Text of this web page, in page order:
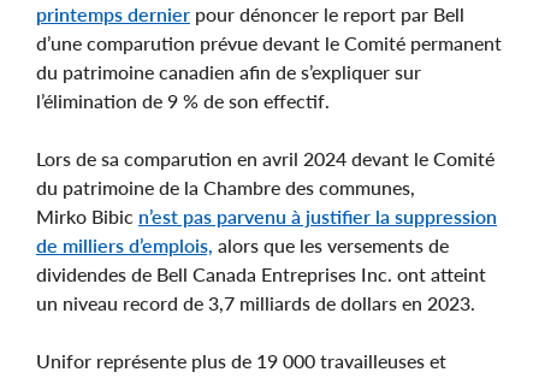
printemps dernier pour dénoncer le report par Bell
d’une comparution prévue devant le Comité permanent
du patrimoine canadien afin de s’expliquer sur
l’élimination de 9 % de son effectif.
Lors de sa comparution en avril 2024 devant le Comité
du patrimoine de la Chambre des communes,
Mirko Bibic n’est pas parvenu à justifier la suppression
de milliers d’emplois, alors que les versements de
dividendes de Bell Canada Entreprises Inc. ont atteint
un niveau record de 3,7 milliards de dollars en 2023.
Unifor représente plus de 19 000 travailleuses et